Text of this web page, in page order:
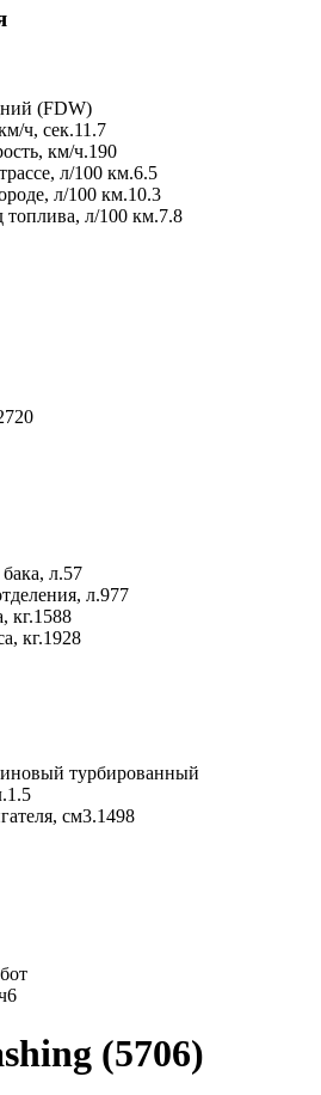
(FDW)
ч, сек.11.7
км/ч.190
л/100 км.6.5
л/100 км.10.3
л/100 км.7.8
л.57
л.977
кг.1588
кг.1928
турбированный
1.5
см3.1498
6
(5706)